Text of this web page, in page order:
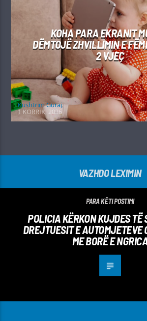
KOHA PARA EKRANIT
DËMTOJË ZHVILLIMIN E
2 VJEÇ
Kushtrim Guraj
1 KORRIK, 2026
VAZHDO LEXIMIN
PARA KËTI POSTIMI
​POLICIA KËRKON KUJDES TË
DREJTUESIT E AUTOMJETEVE
ME BORË E